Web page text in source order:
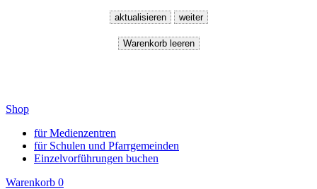
Shop
für Medienzentren
für Schulen und Pfarrgemeinden
Einzelvorführungen buchen
Warenkorb 0